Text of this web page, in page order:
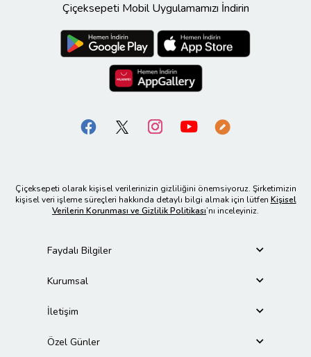
Çiçeksepeti Mobil Uygulamamızı İndirin
Çiçeksepeti olarak kişisel verilerinizin gizliliğini önemsiyoruz. Şirketimizin
kişisel veri işleme süreçleri hakkında detaylı bilgi almak için lütfen Kişisel
Verilerin Korunması ve Gizlilik Politikası’nı inceleyiniz.
Faydalı Bilgiler
Kurumsal
İletişim
Özel Günler